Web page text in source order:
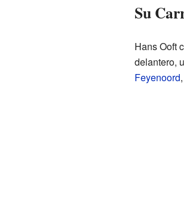
Su
Hans Ooft
delantero,
Feyenoord